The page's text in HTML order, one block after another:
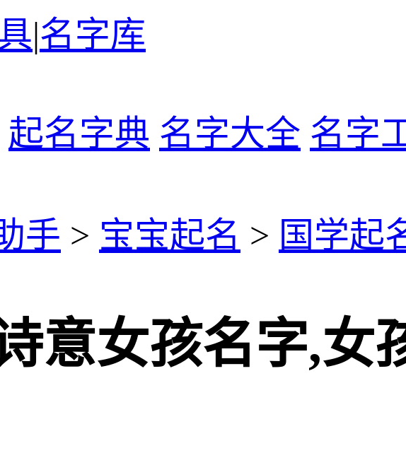
|名字库
起名字典 名字大全 名字
手 > 宝宝起名 > 国学起
意女孩名字,女